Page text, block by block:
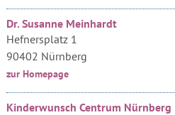
Dr. Susanne Meinhardt
Hefnersplatz 1
90402 Nürnberg
zur Homepage
Kinderwunsch Centrum Nürnberg